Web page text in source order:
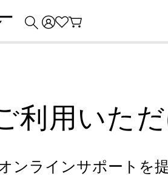
利用いた
ンラインサポートを